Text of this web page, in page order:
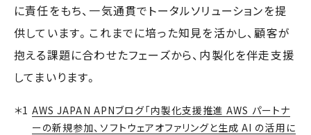
に責任をもち、一気通貫でトータルソリューションを提
供しています。これまでに培った知見を活かし、顧客が
抱える課題に合わせたフェーズから、内製化を伴走支援
してまいります。
AWS JAPAN APNブログ「内製化支援推進 AWS パートナ
ーの新規参加、ソフトウェアオファリングと生成 AI の活用に